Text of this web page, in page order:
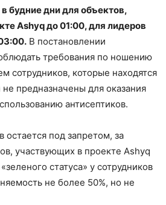
будние дни для объектов,
Ashyq до 01:00, для лидеров
В постановлении
требования по ношению
сотрудников, которые находятся
предназначены для оказания
антисептиков.
остается под запретом, за
участвующих в проекте Ashyq
статуса» у сотрудников
не более 50%, но не